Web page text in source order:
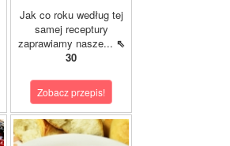
Jak co roku według tej
samej receptury
zaprawiamy nasze... ⇖
30
Zobacz przepis!